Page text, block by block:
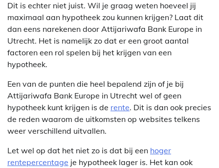
Dit is echter niet juist. Wil je graag weten hoeveel jij
maximaal aan hypotheek zou kunnen krijgen? Laat dit
dan eens narekenen door Attijariwafa Bank Europe in
Utrecht. Het is namelijk zo dat er een groot aantal
factoren een rol spelen bij het krijgen van een
hypotheek.
Een van de punten die heel bepalend zijn of je bij
Attijariwafa Bank Europe in Utrecht wel of geen
hypotheek kunt krijgen is de rente. Dit is dan ook precies
de reden waarom de uitkomsten op websites telkens
weer verschillend uitvallen.
Let wel op dat het niet zo is dat bij een hoger
rentepercentage je hypotheek lager is. Het kan ook